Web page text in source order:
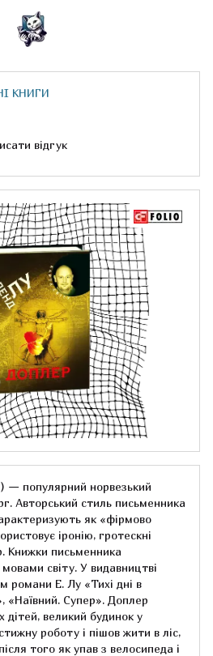
КНИГИ
відгук
— популярний норвезький
Авторський стиль письменника
як «фірмово
іронію, гротескні
Книжки письменника
світу. У видавництві
романи Е. Лу «Тихі дні в
«Наївний. Супер». Доплер
дітей, великий будинок у
роботу і пішов жити в ліс,
після того як упав з велосипеда і